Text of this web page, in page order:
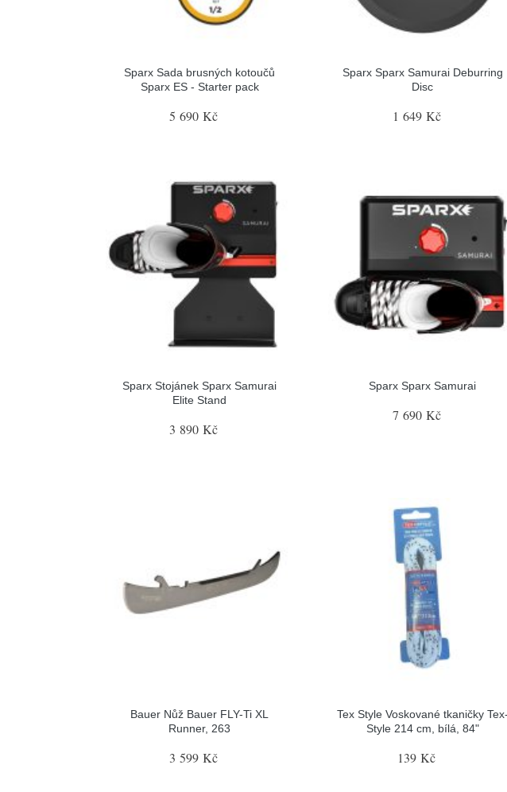
Sparx Sada brusných kotoučů
Sparx ES - Starter pack
5 690 Kč
Sparx Sparx Samurai Deburring
Disc
1 649 Kč
Sparx Stojánek Sparx Samurai
Elite Stand
3 890 Kč
Sparx Sparx Samurai
7 690 Kč
Bauer Nůž Bauer FLY-Ti XL
Runner, 263
3 599 Kč
Tex Style Voskované tkaničky Tex-
Style 214 cm, bílá, 84"
139 Kč